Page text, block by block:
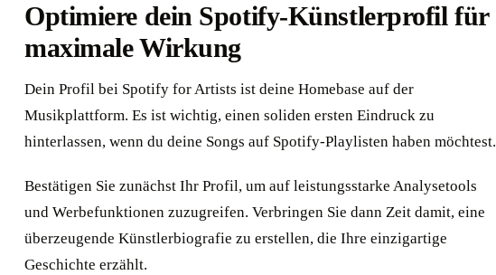
Optimiere dein Spotify-Künstlerprofil für
maximale Wirkung
Dein Profil bei Spotify for Artists ist deine Homebase auf der
Musikplattform. Es ist wichtig, einen soliden ersten Eindruck zu
hinterlassen, wenn du deine Songs auf Spotify-Playlisten haben möchtest.
Bestätigen Sie zunächst Ihr Profil, um auf leistungsstarke Analysetools
und Werbefunktionen zuzugreifen. Verbringen Sie dann Zeit damit, eine
überzeugende Künstlerbiografie zu erstellen, die Ihre einzigartige
Geschichte erzählt.